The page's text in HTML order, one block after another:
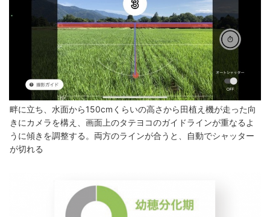
畔に立ち、水面から150cmくらいの高さから田植え機が走った向
きにカメラを構え、画面上のタテヨコのガイドラインが重なるよ
うに傾きを調整する。両方のラインが合うと、自動でシャッター
が切れる